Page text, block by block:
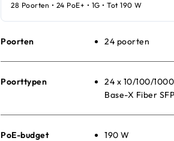
28 Poorten • 24 PoE+ • 1G • Tot 190 W
Poorten 24 poorten
Poorttypen
24 x 10/100/
Base-X Fiber
PoE-budget 190 W